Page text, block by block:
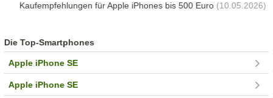
Kaufempfehlungen für Apple iPhones bis 500 Euro(10.05.2026)
Die Top-Smartphones
Apple iPhone SE
Apple iPhone SE